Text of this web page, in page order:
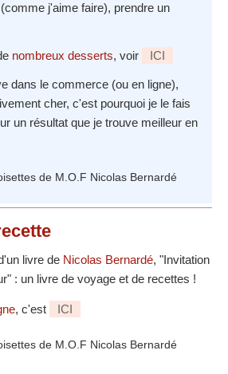
j'aime faire), prendre un
nombreux desserts, voir ICI
dans le commerce (ou en ligne),
cher, c'est pourquoi je le fais
un résultat que je trouve meilleur en
livre de Nicolas Bernardé, "Invitation
: un livre de voyage et de recettes !
, c'est ICI